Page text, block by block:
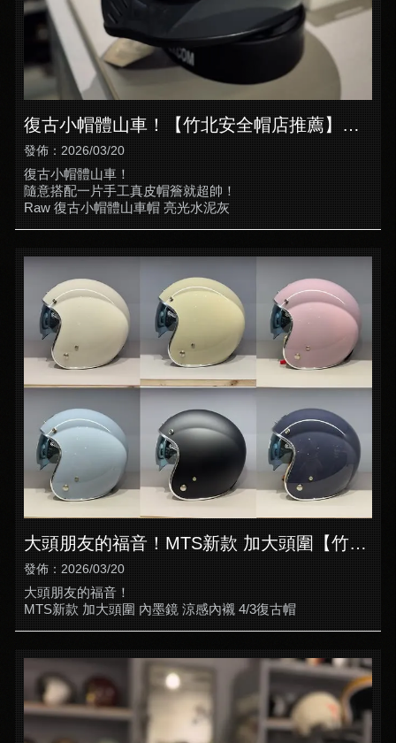
復古小帽體山車！【竹北安全帽店推薦】
【竹北全罩式安全帽】
發佈：2026/03/20
復古小帽體山車！
隨意搭配一片手工真皮帽簷就超帥！
Raw 復古小帽體山車帽 亮光水泥灰
大頭朋友的福音！MTS新款 加大頭圍【竹北
半罩式安全帽】【竹北買安全帽】
發佈：2026/03/20
大頭朋友的福音！
MTS新款 加大頭圍 內墨鏡 涼感內襯 4/3復古帽